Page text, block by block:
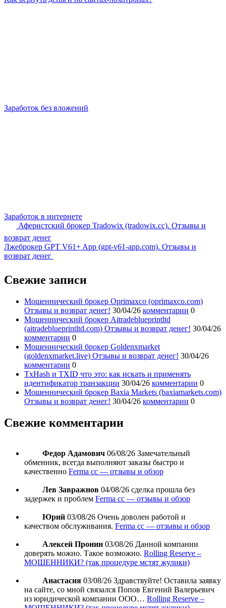
Заработок без вложений
Заработок в интернете
Аферистский брокер Tradowix (tradowix.cc). Отзывы и
возврат денег
Лжеброкер GPT V61+ App (gpt-v61-app.com). Отзывы и
возврат денег
Свежие записи
Мошеннический брокер Oprimaxco (oprimaxco.com)
Отзывы и возврат денег! 30/04/26 комментарии 0
Мошеннический брокер Aitradeblueprintltd
(aitradeblueprintltd.com) Отзывы и возврат денег! 30/04/26
комментарии 0
Мошеннический брокер Goldenxmarket
(goldenxmarket.live) Отзывы и возврат денег! 30/04/26
комментарии 0
TxHash и TXID что это: как искать и применять
идентификатор транзакции 30/04/26 комментарии 0
Мошеннический брокер Baxia Markets (baxiamarkets.com)
Отзывы и возврат денег! 30/04/26 комментарии 0
Свежие комментарии
Федор Адамович 06/08/26 Замечательный
обменник, всегда выполняют заказы быстро и
качественно Ferma cc — отзывы и обзор
Лев Завражнов 04/08/26 сделка прошла без
задержек и проблем Ferma cc — отзывы и обзор
Юрий 03/08/26 Очень доволен работой и
качеством обслуживания. Ferma cc — отзывы и обзор
Алексей Пронин 03/08/26 Данной компании
доверять можно. Такое возможно. Rolling Reserve –
МОШЕННИКИ? (так процедуре мстят жулики)
Анастасия 03/08/26 Здравствуйте! Оставила заявку
на сайте, со мной связался Попов Евгений Валерьевич
из юридической компании ООО… Rolling Reserve –